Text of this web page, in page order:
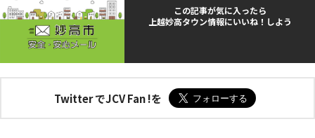
この記事が気に入ったら
上越妙高タウン情報にいいね！しよう
Twitter でJCV Fan !を